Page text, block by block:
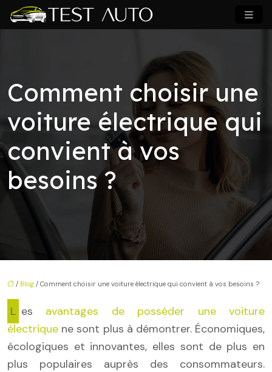
Comment choisir une
voiture électrique qui
convient à vos
besoins ?
/ Blog / Comment choisir une voiture électrique qui convient à vos besoins ?
Les avantages de posséder une voiture
électrique ne sont plus à démontrer. Économiques,
écologiques et innovantes, elles sont de plus en
plus populaires auprès des consommateurs.